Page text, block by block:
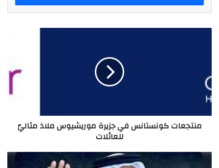
موريشيوس
ملاذ
مثاليّ
للعائلات
منتجعات كونستانس في جزيرة موريشيوس ملاذ مثاليّ
للعائلات
مجلس